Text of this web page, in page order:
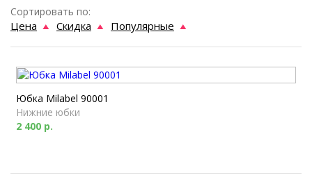
Сортировать по:
Цена Скидка Популярные
Юбка Milabel 90001
Нижние юбки
2 400 р.